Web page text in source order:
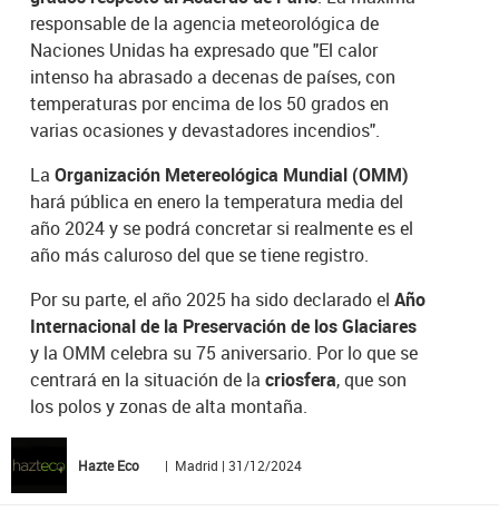
responsable de la agencia meteorológica de
Naciones Unidas ha expresado que "El calor
intenso ha abrasado a decenas de países, con
temperaturas por encima de los 50 grados en
varias ocasiones y devastadores incendios".
LaOrganización Metereológica Mundial (OMM)
hará pública en enero la temperatura media del
año 2024 y se podrá concretar si realmente es el
año más caluroso del que se tiene registro.
Por su parte, el año 2025 ha sido declarado elAño
Internacional de la Preservación de los Glaciares
y la OMM celebra su 75 aniversario. Por lo que se
centrará en la situación de lacriosfera, que son
los polos y zonas de alta montaña.
Hazte Eco | Madrid | 31/12/2024